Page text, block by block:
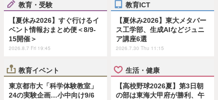
教育・受験
【夏休み2026】すぐ行けるイ
ベント情報おまとめ便＜8/9-
15開催＞
2026.8.7 Fri 19:45
教育ICT
【夏休み2026】東大メタバー
ス工学部、生成AIなどジュニ
ア講座6選
2026.7.30 Thu 11:15
教育イベント
東京都市大「科学体験教室」
24の実験企画…小中向け9/6
生活・健康
【高校野球2026夏】第3日朝
の部は東海大甲府が勝利、午